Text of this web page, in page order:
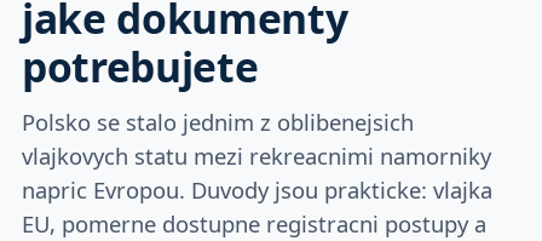
jake dokumenty
potrebujete
Polsko se stalo jednim z oblibenejsich
vlajkovych statu mezi rekreacnimi namorniky
napric Evropou. Duvody jsou prakticke: vlajka
EU, pomerne dostupne registracni postupy a